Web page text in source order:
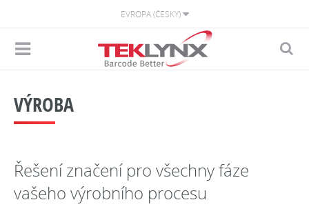
EVROPA (ČESKY)
VÝROBA
Řešení značení pro všechny fáze
vašeho výrobního procesu